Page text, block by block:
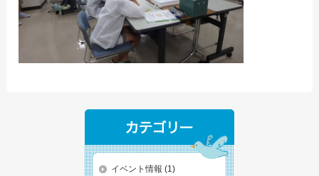
イベント情報 (1)